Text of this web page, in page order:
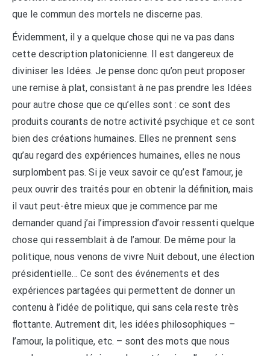
que le commun des mortels ne discerne pas.
Évidemment, il y a quelque chose qui ne va pas dans
cette description platonicienne. Il est dangereux de
diviniser les Idées. Je pense donc qu’on peut proposer
une remise à plat, consistant à ne pas prendre les Idées
pour autre chose que ce qu’elles sont : ce sont des
produits courants de notre activité psychique et ce sont
bien des créations humaines. Elles ne prennent sens
qu’au regard des expériences humaines, elles ne nous
surplombent pas. Si je veux savoir ce qu’est l’amour, je
peux ouvrir des traités pour en obtenir la définition, mais
il vaut peut-être mieux que je commence par me
demander quand j’ai l’impression d’avoir ressenti quelque
chose qui ressemblait à de l’amour. De même pour la
politique, nous venons de vivre Nuit debout, une élection
présidentielle… Ce sont des événements et des
expériences partagées qui permettent de donner un
contenu à l’idée de politique, qui sans cela reste très
flottante. Autrement dit, les idées philosophiques –
l’amour, la politique, etc. – sont des mots que nous